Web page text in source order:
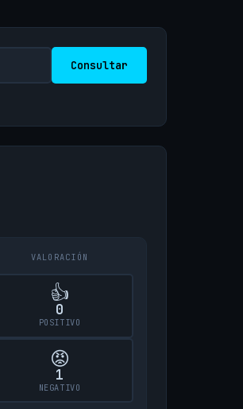
Consultar
VALORACIÓN
👍
0
POSITIVO
😡
1
NEGATIVO